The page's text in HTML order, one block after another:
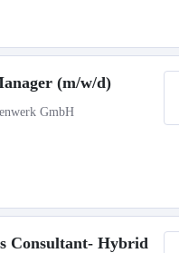
(m/w/d)
GmbH
Consultant- Hybrid